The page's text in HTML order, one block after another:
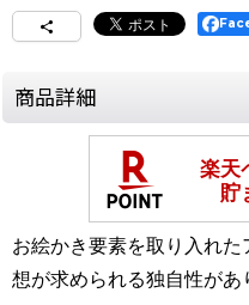
商品詳細
お絵かき要素を取り入れ
想が求められる独自性があ